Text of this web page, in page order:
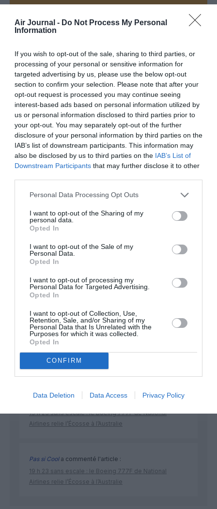
Air Journal - Do Not Process My Personal
Information
If you wish to opt-out of the sale, sharing to third parties, or
processing of your personal or sensitive information for
targeted advertising by us, please use the below opt-out
section to confirm your selection. Please note that after your
opt-out request is processed you may continue seeing
interest-based ads based on personal information utilized by
us or personal information disclosed to third parties prior to
your opt-out. You may separately opt-out of the further
disclosure of your personal information by third parties on the
IAB’s list of downstream participants. This information may
also be disclosed by us to third parties on the IAB’s List of
Downstream Participants that may further disclose it to other
Personal Data Processing Opt Outs
I want to opt-out of the Sharing of my
personal data.
Opted In
I want to opt-out of the Sale of my
Personal Data.
Opted In
I want to opt-out of processing my
Personal Data for Targeted Advertising.
Opted In
I want to opt-out of Collection, Use,
Retention, Sale, and/or Sharing of my
Personal Data that Is Unrelated with the
Purposes for which it was collected.
Opted In
CONFIRM
Data Deletion Data Access Privacy Policy
FacebookTwitterPinterestLinkedInEmail Print
Aucun commentaire !
LAISSER UN COMMENTAIRE
FAIRE UN DON
Appel aux lecteurs !
développement !
NOUS SOUTENIR
DERNIERS COMMENTAIRES
a commenté l'article :
19 h 23 sans escale : le Boeing 777F de National
Airlines relie l’Écosse à l’Australie
Pas si Coola commenté l'article :
19 h 23 sans escale : le Boeing 777F de National
Airlines relie l’Écosse à l’Australie